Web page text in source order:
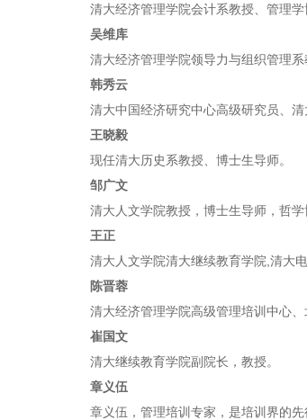
清大经济管理学院会计系教授、管理学
吴维库
清大经济管理学院领导力与组织管理系
韩秀云
清大中国经济研究中心高级研究员、
王晓毅
现任清大历史系教授、博士生导师。
邹广文
清大人文学院教授，博士生导师，哲学
王正
清大人文学院清大继续教育学院,清大
陈晋蓉
清大经济管理学院高级管理培训中心、
崔国文
清大继续教育学院副院长，教授。
章义伍
章义伍，管理培训专家，是培训界的